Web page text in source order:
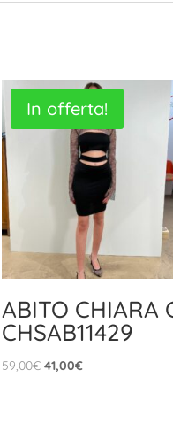
In offerta!
ABITO CHIARA
CHSAB11429
59,00€ Il
41,00€Il